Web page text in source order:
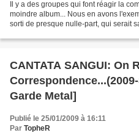
Il y a des groupes qui font réagir la
moindre album... Nous en avons
sorti de presque nulle-part, qui serait
CANTATA SANGUI: On
Garde Metal]
Publié le 25/01/2009 à 16:11
Par TopheR